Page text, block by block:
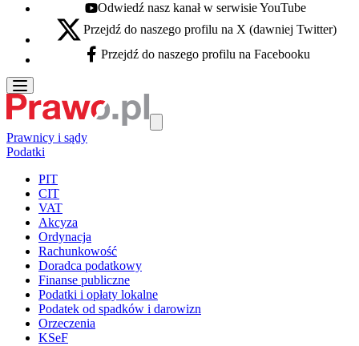
Youtube - otwiera się w nowej karcie
Odwiedź nasz kanał w serwisie YouTube
X - otwiera się w nowej karcie
Przejdź do naszego profilu na X (dawniej Twitter)
Facebook - otwiera się w nowej karcie
Przejdź do naszego profilu na Facebooku
Prawnicy i sądy
Podatki
PIT
CIT
VAT
Akcyza
Ordynacja
Rachunkowość
Doradca podatkowy
Finanse publiczne
Podatki i opłaty lokalne
Podatek od spadków i darowizn
Orzeczenia
KSeF